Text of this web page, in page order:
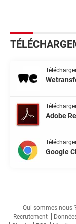
Adobe
Google
Qui sommes-nous ?
Recrutement